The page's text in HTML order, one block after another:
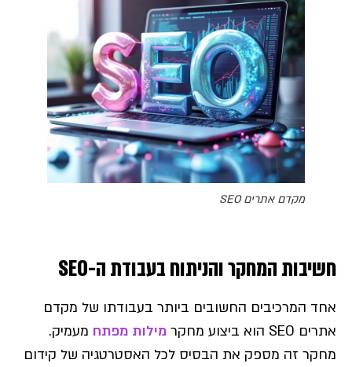
מקדם אתרים SEO
חשיבות המחקר והניתוח בעבודת ה-SEO
אחד המרכיבים החשובים ביותר בעבודתו של מקדם
אתרים SEO הוא ביצוע מחקר
מילות מפתח מעמיק.
מחקר זה מספק את הבסיס לכל האסטרטגיה של קידום